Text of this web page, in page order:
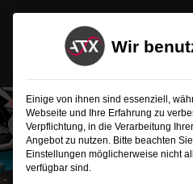
Wir
Einige von ihnen sind essenziell,
Webseite und Ihre Erfahrung zu
Verpflichtung, in die Verarbeitung
Angebot zu nutzen. Bitte beachten
Einstellungen möglicherweise nicht
verfügbar sind.